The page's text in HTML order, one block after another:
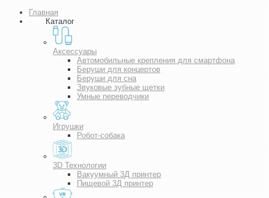
Главная
Каталог
Аксессуары
Автомобильные крепления для смартфона
Беруши для концертов
Беруши для сна
Звуковые зубные щетки
Умные переводчики
Игрушки
Робот-собака
3D Технологии
Вакуумный 3Д принтер
Пищевой 3Д принтер